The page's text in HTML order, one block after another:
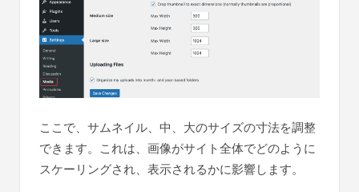
ここで、サムネイル、中、大のサイズの寸法を調整
できます。これは、画像がサイト全体でどのように
スケーリングされ、表示されるかに影響します。